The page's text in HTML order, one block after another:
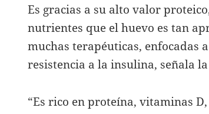
Es gracias a su alto valor
nutrientes que el huevo es tan
muchas terapéuticas, enfocadas
resistencia a la insulina, señala
“Es rico en proteína, vitaminas